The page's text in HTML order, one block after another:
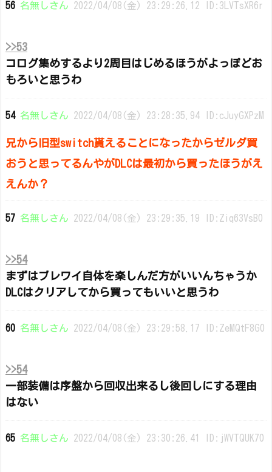
56 名無しさん 2022/04/08(金) 23:29:26.12 ID:3LVTsXR6r
>>53
コログ集めするより2周目はじめるほうがよっぽどお
もろいと思うわ
54 名無しさん 2022/04/08(金) 23:28:35.94 ID:cJuyGXPzM
兄から旧型switch貰えることになったからゼルダ買
おうと思ってるんやがDLCは最初から買ったほうがえ
えんか？
57 名無しさん 2022/04/08(金) 23:29:35.19 ID:Ziq63VsB0
>>54
まずはブレワイ自体を楽しんだ方がいいんちゃうか
DLCはクリアしてから買ってもいいと思うわ
60 名無しさん 2022/04/08(金) 23:29:58.17 ID:ZeMQtF8G0
>>54
一部装備は序盤から回収出来るし後回しにする理由
はない
65 名無しさん 2022/04/08(金) 23:30:26.41 ID:jWVTQUK70